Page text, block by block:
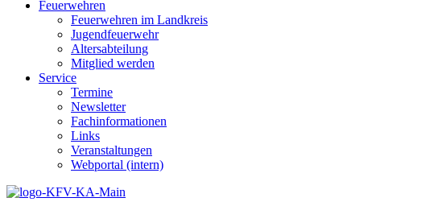
Feuerwehren
Feuerwehren im Landkreis
Jugendfeuerwehr
Altersabteilung
Mitglied werden
Service
Termine
Newsletter
Fachinformationen
Links
Veranstaltungen
Webportal (intern)